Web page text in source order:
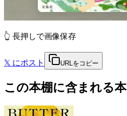
👆 長押しで画像保存
𝕏 にポスト URLをコピー
この本棚に含まれる本